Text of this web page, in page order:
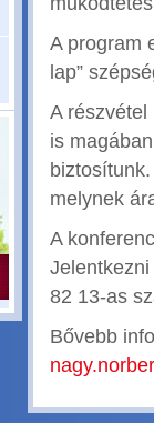
A program
lap”
A
is
melynek
A
82 13-as
Bővebb